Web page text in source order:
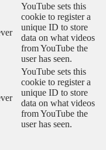
YouTube sets this
cookie to register a
unique ID to store
data on what videos
from YouTube the
user has seen.
YouTube sets this
cookie to register a
unique ID to store
data on what videos
from YouTube the
user has seen.